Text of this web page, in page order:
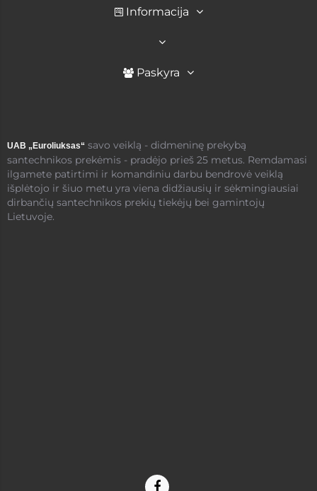
Informacija
Paskyra
UAB „Euroliuksas“ savo veiklą - didmeninę prekybą
santechnikos prekėmis - pradėjo prieš 25 metus. Remdamasi
ilgamete patirtimi ir komandiniu darbu bendrovė veiklą
išplėtojo ir šiuo metu yra viena didžiausių ir sėkmingiausiai
dirbančių santechnikos prekių tiekėjų bei gamintojų
Lietuvoje.